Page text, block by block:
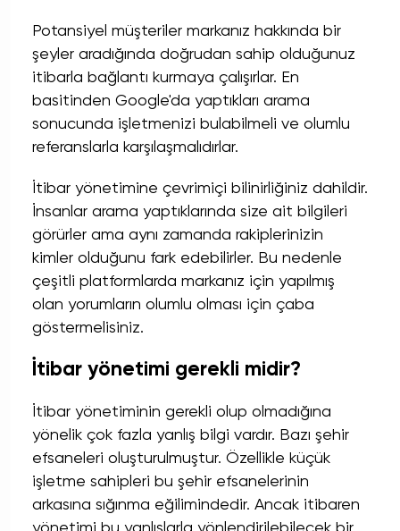
Potansiyel müşteriler markanız hakkında bir
şeyler aradığında doğrudan sahip olduğunuz
itibarla bağlantı kurmaya çalışırlar. En
basitinden Google'da yaptıkları arama
sonucunda işletmenizi bulabilmeli ve olumlu
referanslarla karşılaşmalıdırlar.
İtibar yönetimine çevrimiçi bilinirliğiniz dahildir.
İnsanlar arama yaptıklarında size ait bilgileri
görürler ama aynı zamanda rakiplerinizin
kimler olduğunu fark edebilirler. Bu nedenle
çeşitli platformlarda markanız için yapılmış
olan yorumların olumlu olması için çaba
göstermelisiniz.
İtibar yönetimi gerekli midir?
İtibar yönetiminin gerekli olup olmadığına
yönelik çok fazla yanlış bilgi vardır. Bazı şehir
efsaneleri oluşturulmuştur. Özellikle küçük
işletme sahipleri bu şehir efsanelerinin
arkasına sığınma eğilimindedir. Ancak itibaren